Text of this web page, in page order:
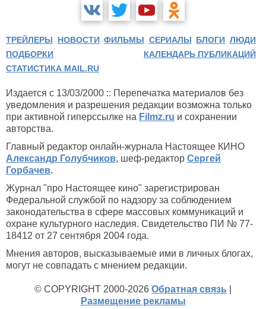
ТРЕЙЛЕРЫ НОВОСТИ ФИЛЬМЫ СЕРИАЛЫ БЛОГИ ЛЮДИ
ПОДБОРКИ
КАЛЕНДАРЬ ПУБЛИКАЦИЙ
СТАТИСТИКА MAIL.RU
Издается с 13/03/2000 :: Перепечатка материалов без
уведомления и разрешения редакции возможна только
при активной гиперссылке на Filmz.ru и сохранении
авторства.
Главный редактор онлайн-журнала Настоящее КИНО
Александр Голубчиков, шеф-редактор Сергей
Горбачев.
Журнал "про Настоящее кино" зарегистрирован
Федеральной службой по надзору за соблюдением
законодательства в сфере массовых коммуникаций и
охране культурного наследия. Свидетельство ПИ № 77-
18412 от 27 сентября 2004 года.
Мнения авторов, высказываемые ими в личных блогах,
могут не совпадать с мнением редакции.
© COPYRIGHT 2000-2026 Обратная связь
Размещение рекламы